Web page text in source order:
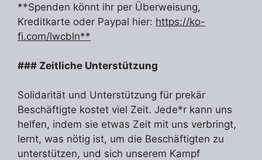
**Spenden könnt ihr per Überweisung,
Kreditkarte oder Paypal hier: https://ko-
fi.com/lwcbln**
### Zeitliche Unterstützung
Solidarität und Unterstützung für prekär
Beschäftigte kostet viel Zeit. Jede*r kann uns
helfen, indem sie etwas Zeit mit uns verbringt,
lernt, was nötig ist, um die Beschäftigten zu
unterstützen, und sich unserem Kampf